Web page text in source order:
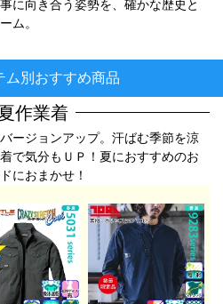
に向き合う姿勢を、確かな歴史と
ム。
ム別おすすめ商品
作業着
ージョンアップ。汗ばむ季節を涼
で気分もＵＰ！夏におすすめのお
におまかせ！